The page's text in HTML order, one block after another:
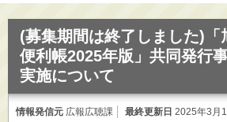
事業者向け
市政情報
(募集期間は終了しました)「
便利帳2025年版」共同発行
実施について
情報発信元 広報広聴課 最終更新日 2025年3月